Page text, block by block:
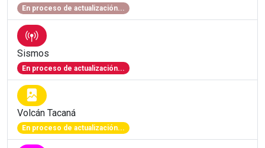
En proceso de actualización...
Sismos
En proceso de actualización...
Volcán Tacaná
En proceso de actualización...